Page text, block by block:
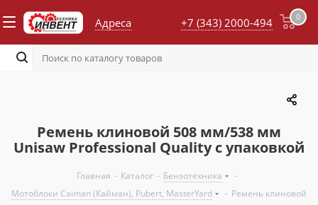
Адреса 0
+7 (343) 2000-494
Ремень клиновой 508 мм/538 мм
Unisaw Professional Quality с упаковкой
Главная - Каталог - Бензотехника
-
Мотоблоки Caiman (Кайман), Pubert, MasterYard
- Ремень клиновой